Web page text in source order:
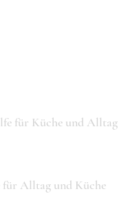
für Küche und Alltag
für Alltag und Küche